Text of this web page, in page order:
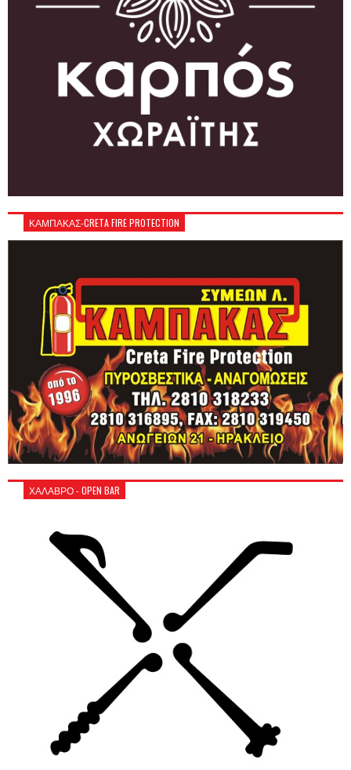
ΚΑΜΠΑΚΑΣ-CRETA FIRE PROTECTION
ΧΑΛΑΒΡΟ - OPEN BAR